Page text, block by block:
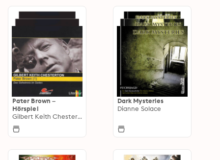
Pater Brown –
Hörspiel
Gilbert Keith Chesterton
Dark Mysteries
Dianne Solace